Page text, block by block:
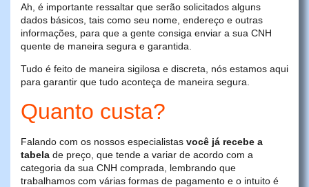
Ah, é importante ressaltar que serão solicitados alguns
dados básicos, tais como seu nome, endereço e outras
informações, para que a gente consiga enviar a sua CNH
quente de maneira segura e garantida.
Tudo é feito de maneira sigilosa e discreta, nós estamos aqui
para garantir que tudo aconteça de maneira segura.
Quanto custa?
Falando com os nossos especialistas você já recebe a
tabela de preço, que tende a variar de acordo com a
categoria da sua CNH comprada, lembrando que
trabalhamos com várias formas de pagamento e o intuito é